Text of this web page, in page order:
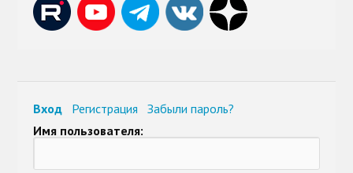
Вход Регистрация
Забыли пароль?
Имя пользователя: